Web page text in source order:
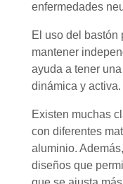
enfermedades
El uso del bastón
mantener
ayuda a tener
dinámica y activa.
Existen muchas
con diferentes
aluminio.
diseños que